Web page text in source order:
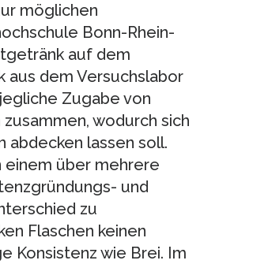
möglichen
Bonn-Rhein-
auf dem
aus dem Versuchslabor
Zugabe von
wodurch sich
abdecken lassen soll.
einem über mehrere
und
zu
Flaschen keinen
Konsistenz wie Brei. Im